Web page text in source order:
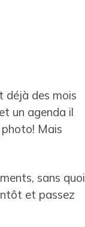
déjà des mois
un agenda il
photo! Mais
sans quoi
et passez